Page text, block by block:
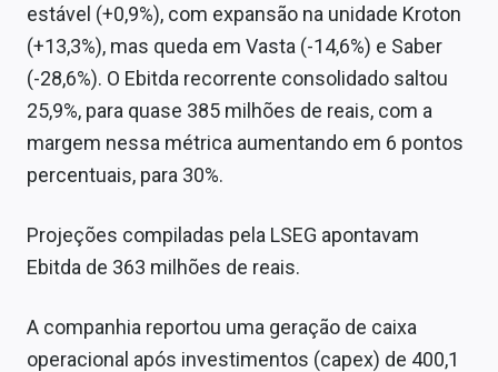
estável (+0,9%), com expansão na unidade Kroton
(+13,3%), mas queda em Vasta (-14,6%) e Saber
(-28,6%). O Ebitda recorrente consolidado saltou
25,9%, para quase 385 milhões de reais, com a
margem nessa métrica aumentando em 6 pontos
percentuais, para 30%.
Projeções compiladas pela LSEG apontavam
Ebitda de 363 milhões de reais.
A companhia reportou uma geração de caixa
operacional após investimentos (capex) de 400,1